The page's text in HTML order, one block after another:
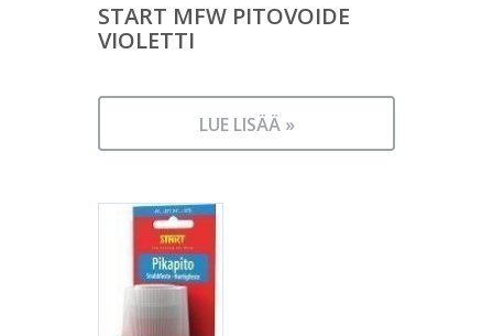
START MFW PITOVOIDE
VIOLETTI
LUE LISÄÄ »